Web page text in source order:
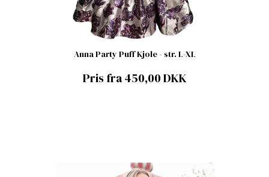
Anna Party Puff Kjole - str. L-XL
Pris fra 450,00 DKK